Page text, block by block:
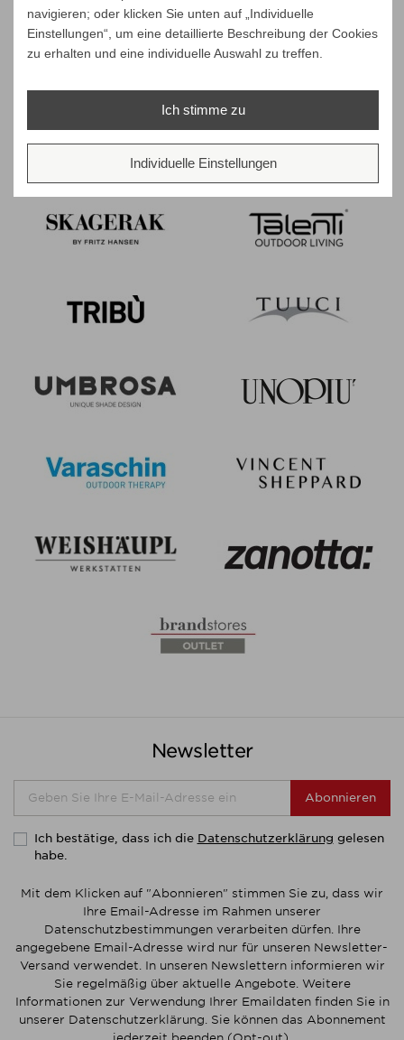
Newsletter
Abonnieren
Ich bestätige, dass ich die Datenschutzerklärung gelesen
habe.
Mit dem Klicken auf "Abonnieren" stimmen Sie zu, dass wir
Ihre Email-Adresse im Rahmen unserer
Datenschutzbestimmungen verarbeiten dürfen. Ihre
angegebene Email-Adresse wird nur für unseren Newsletter-
Versand verwendet. In unseren Newslettern informieren wir
Sie regelmäßig über aktuelle Angebote. Weitere
Informationen zur Verwendung Ihrer Emaildaten finden Sie in
unserer Datenschutzerklärung. Sie können das Abonnement
navigieren; oder klicken Sie unten auf „Individuelle
Einstellungen“, um eine detaillierte Beschreibung der Cookies
zu erhalten und eine individuelle Auswahl zu treffen.
Ich stimme zu
Individuelle Einstellungen